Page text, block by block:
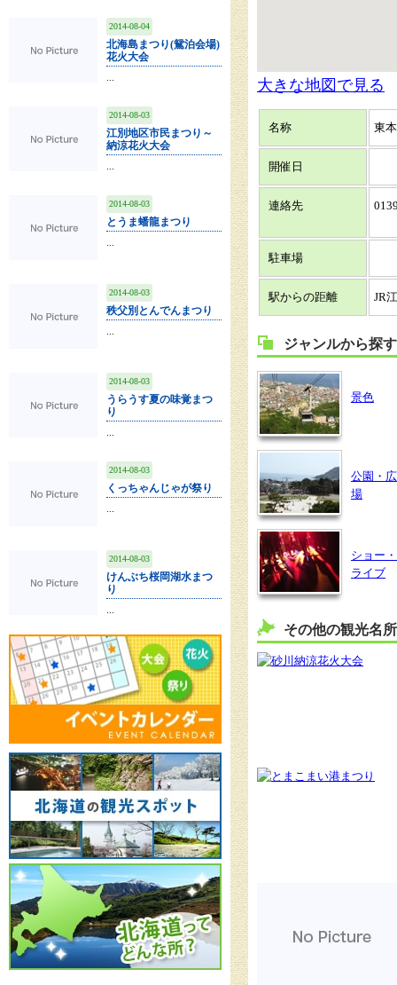
2014-08-04
北海島まつり(鴛泊会場)
花火大会
2014-08-03
江別地区市民まつり～
納涼花火大会
2014-08-03
とうま蟠龍まつり
2014-08-03
秩父別とんでんまつり
2014-08-03
うらうす夏の味覚まつ
り
2014-08-03
くっちゃんじゃが祭り
2014-08-03
けんぶち桜岡湖水まつ
り
大きな地図で見る
名称 東
開催日
連絡先
駐車場
駅からの距離 JR
ジャンルから探す
景色
公園・広
場
ショー・
ライブ
その他の観光名所